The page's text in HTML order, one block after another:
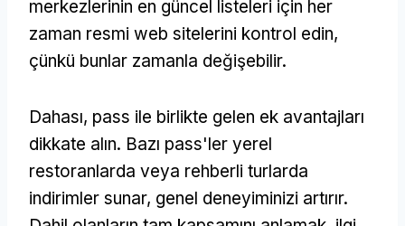
merkezlerinin en güncel listeleri için her
zaman resmi web sitelerini kontrol edin,
çünkü bunlar zamanla değişebilir.
Dahası, pass ile birlikte gelen ek avantajları
dikkate alın. Bazı pass'ler yerel
restoranlarda veya rehberli turlarda
indirimler sunar, genel deneyiminizi artırır.